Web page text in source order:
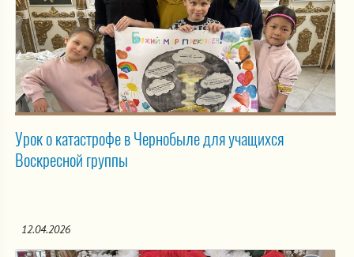
Урок о катастрофе в Чернобыле для учащихся
Воскресной группы
12.04.2026